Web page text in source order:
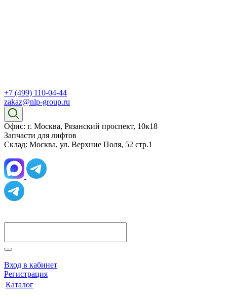
+7 (499) 110-04-44
zakaz@nlp-group.ru
Офис: г. Москва, Рязанский проспект, 10к18
Запчасти для лифтов
Склад: Москва, ул. Верхние Поля, 52 стр.1
Вход в кабинет
Регистрация
Каталог